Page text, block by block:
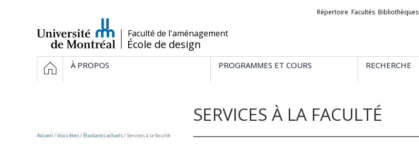
/Faculté de l'aménagement
École de design
Liens
Répertoire Facultés Bibliothèques
Navigation
principale
HOMEÀ PROPOS PROGRAMMES ET COURS RECHERCHE
SERVICES À LA FACULTÉ
Accueil /Vous êtes/ Étudiants actuels/ Services à la faculté